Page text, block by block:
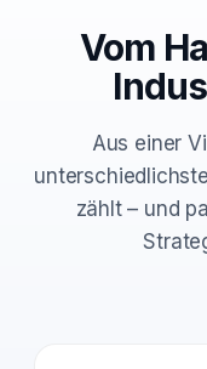
Vom
Aus einer
zählt – und